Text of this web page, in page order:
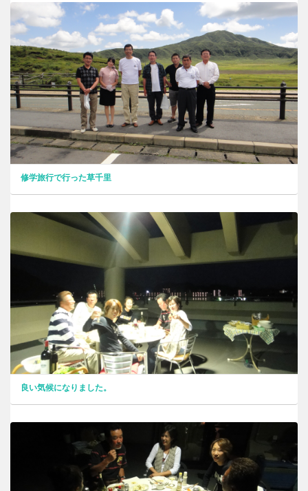
修学旅行で行った草千里
良い気候になりました。